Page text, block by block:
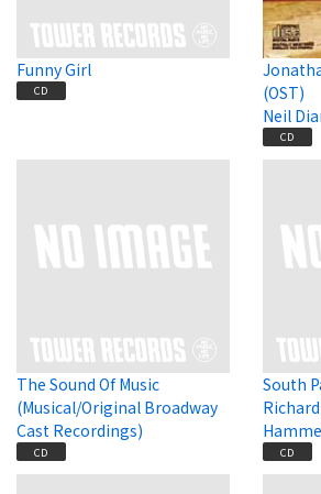
Funny Girl
CD
(OST)
Neil
CD
The Sound Of Music
(Musical/Original Broadway
Cast Recordings)
CD
South
CD